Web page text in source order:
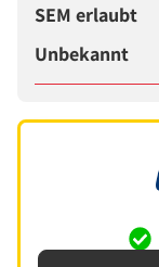
SEM erlaubt
Unbekannt